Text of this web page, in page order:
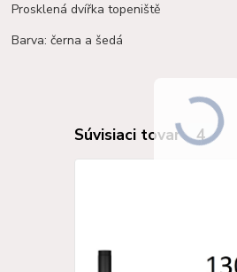
Prosklená dvířka topeniště
Barva: černa a šedá
Súvisiaci tovar 4